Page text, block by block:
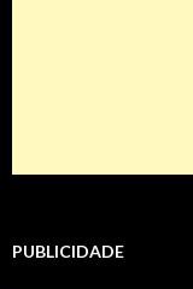
PUBLICIDADE